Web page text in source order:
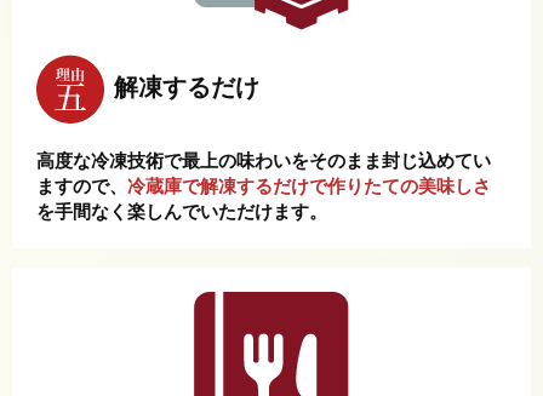
解凍するだけ
高度な冷凍技術で最上の味わいをそのまま封じ込めてい
ますので、 冷蔵庫で解凍するだけで作りたての美味しさ
を手間なく楽しんでいただけます。